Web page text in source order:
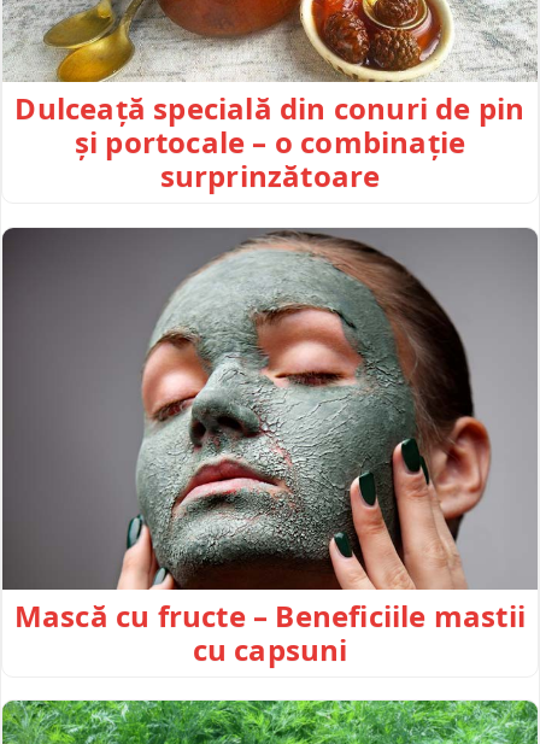
Dulceață specială din conuri de pin
și portocale – o combinație
surprinzătoare
Mască cu fructe – Beneficiile mastii
cu capsuni